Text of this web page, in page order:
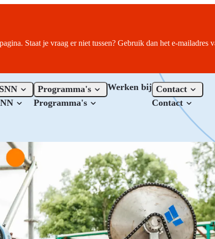
Staat je vraag er niet tussen? Gebruik dan het e-mailadres
Programma's
Programma's
Werken bij Contact
Contact